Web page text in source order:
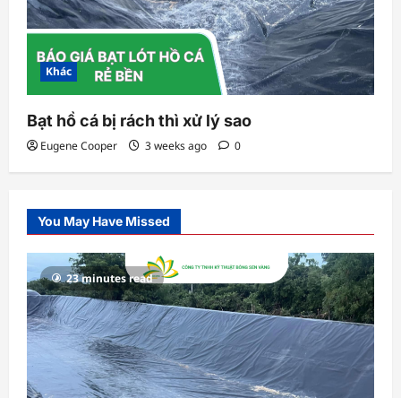
Khác
Bạt hồ cá bị rách thì xử lý sao
Eugene Cooper 3 weeks ago 0
You May Have Missed
23 minutes read